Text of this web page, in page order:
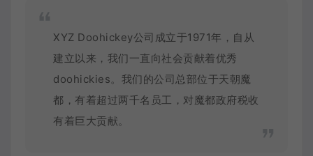
XYZ Doohickey公司成立于1971年，自从
建立以来，我们一直向社会贡献着优秀
doohickies。我们的公司总部位于天朝魔
都，有着超过两千名员工，对魔都政府税收
有着巨大贡献。